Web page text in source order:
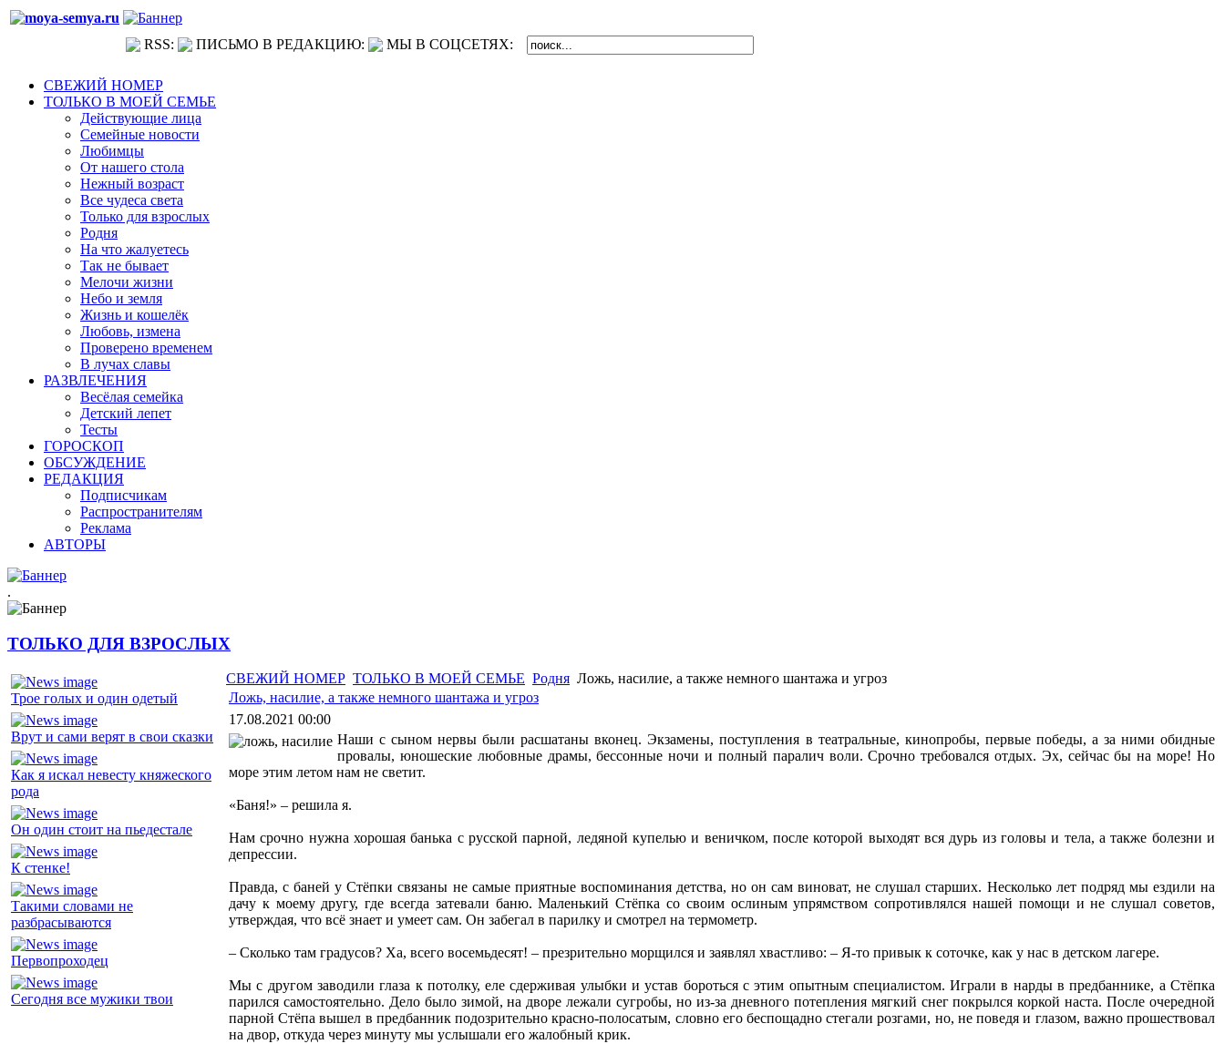
RSS: ПИСЬМО В РЕДАКЦИЮ: МЫ В СОЦСЕТЯХ:
СВЕЖИЙ НОМЕР
ТОЛЬКО В МОЕЙ СЕМЬЕ
Действующие лица
Семейные новости
Любимцы
От нашего стола
Нежный возраст
Все чудеса света
Только для взрослых
Родня
На что жалуетесь
Так не бывает
Мелочи жизни
Небо и земля
Жизнь и кошелёк
Любовь, измена
Проверено временем
В лучах славы
РАЗВЛЕЧЕНИЯ
Весёлая семейка
Детский лепет
Тесты
ГОРОСКОП
ОБСУЖДЕНИЕ
РЕДАКЦИЯ
Подписчикам
Распространителям
Реклама
АВТОРЫ
.
ТОЛЬКО ДЛЯ ВЗРОСЛЫХ
Трое голых и один одетый
Врут и сами верят в свои сказки
Как я искал невесту княжеского
рода
Он один стоит на пьедестале
К стенке!
Такими словами не
разбрасываются
Первопроходец
Сегодня все мужики твои
СВЕЖИЙ НОМЕР ТОЛЬКО В МОЕЙ СЕМЬЕ Родня Ложь, насилие, а также немного шантажа и угроз
Ложь, насилие, а также немного шантажа и угроз
17.08.2021 00:00
Наши с сыном нервы были расшатаны вконец. Экзамены, поступления в театральные, кинопробы, первые победы, а за ними обидные
провалы, юношеские любовные драмы, бессонные ночи и полный паралич воли. Срочно требовался отдых. Эх, сейчас бы на море! Но
море этим летом нам не светит.
«Баня!» – решила я.
Нам срочно нужна хорошая банька с русской парной, ледяной купелью и веничком, после которой выходят вся дурь из головы и тела, а также болезни и
депрессии.
Правда, с баней у Стёпки связаны не самые приятные воспоминания детства, но он сам виноват, не слушал старших. Несколько лет подряд мы ездили на
дачу к моему другу, где всегда затевали баню. Маленький Стёпка со своим ослиным упрямством сопротивлялся нашей помощи и не слушал советов,
утверждая, что всё знает и умеет сам. Он забегал в парилку и смотрел на термометр.
– Сколько там градусов? Ха, всего восемьдесят! – презрительно морщился и заявлял хвастливо: – Я-то привык к соточке, как у нас в детском лагере.
Мы с другом заводили глаза к потолку, еле сдерживая улыбки и устав бороться с этим опытным специалистом. Играли в нарды в предбаннике, а Стёпка
парился самостоятельно. Дело было зимой, на дворе лежали сугробы, но из-за дневного потепления мягкий снег покрылся коркой наста. После очередной
парной Стёпа вышел в предбанник подозрительно красно-полосатым, словно его беспощадно стегали розгами, но, не поведя и глазом, важно прошествовал
на двор, откуда через минуту мы услышали его жалобный крик.